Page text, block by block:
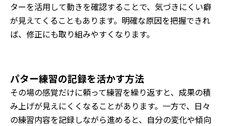
ターを活用して動きを確認することで、気づきにくい癖
が見えてくることもあります。明確な原因を把握できれ
ば、修正にも取り組みやすくなります。
パター練習の記録を活かす方法
その場の感覚だけに頼って練習を繰り返すと、成果の積
み上げが見えにくくなることがあります。一方で、日々
の練習内容を記録しながら進めると、自分の変化や傾向